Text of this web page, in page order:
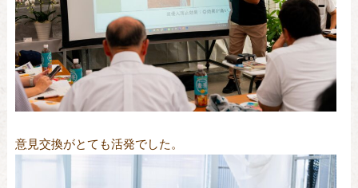
意見交換がとても活発でした。